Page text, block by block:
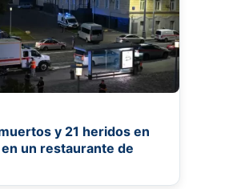
y 21 heridos en
un restaurante de